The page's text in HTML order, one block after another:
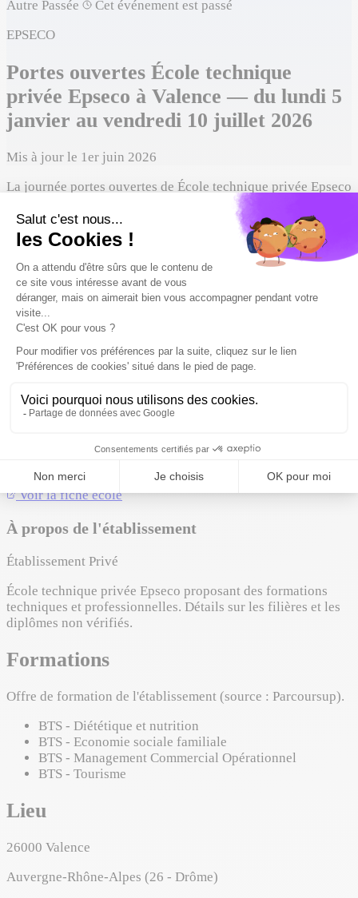
Autre Passée
Cet événement est passé
EPSECO
Portes ouvertes École technique
privée Epseco à Valence — du lundi 5
janvier au vendredi 10 juillet 2026
Mis à jour le 1er juin 2026
La journée portes ouvertes de École technique privée Epseco
à Valence a eu lieu du 5 janvier au 10 juillet 2026, de 09:00 à
17:00.
Du lundi 5 janvier au vendredi 10 juillet 2026
Date
09:00 – 17:00
Horaires
Présentiel
Format
À propos
rencontre personnalisée : lors de cette visite gratuite et
amicale, sans engagement, possibilité de visiter
rencontrer un responsable et d'échanger avec les étudiants
Voir la fiche école
À propos de l'établissement
Établissement Privé
École technique privée Epseco proposant des formations
techniques et professionnelles. Détails sur les filières et les
diplômes non vérifiés.
Formations
Offre de formation de l'établissement (source : Parcoursup).
BTS - Diététique et nutrition
BTS - Economie sociale familiale
BTS - Management Commercial Opérationnel
BTS - Tourisme
Lieu
26000 Valence
Auvergne-Rhône-Alpes (26 - Drôme)